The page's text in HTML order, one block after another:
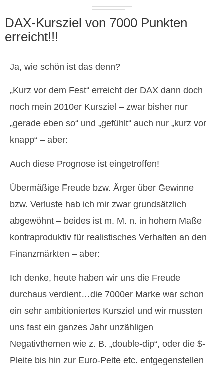
DAX-Kursziel von 7000 Punkten
erreicht!!!
Ja, wie schön ist das denn?
„Kurz vor dem Fest“ erreicht der DAX dann doch
noch mein 2010er Kursziel – zwar bisher nur
„gerade eben so“ und „gefühlt“ auch nur „kurz vor
knapp“ – aber:
Auch diese Prognose ist eingetroffen!
Übermäßige Freude bzw. Ärger über Gewinne
bzw. Verluste hab ich mir zwar grundsätzlich
abgewöhnt – beides ist m. M. n. in hohem Maße
kontraproduktiv für realistisches Verhalten an den
Finanzmärkten – aber:
Ich denke, heute haben wir uns die Freude
durchaus verdient…die 7000er Marke war schon
ein sehr ambitioniertes Kursziel und wir mussten
uns fast ein ganzes Jahr unzähligen
Negativthemen wie z. B. „double-dip“, oder die $-
Pleite bis hin zur Euro-Peite etc. entgegenstellen